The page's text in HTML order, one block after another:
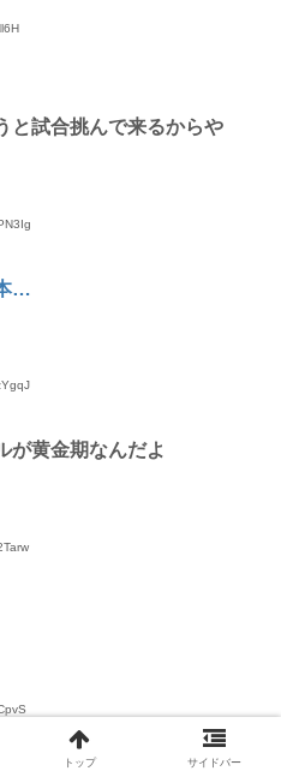
と試合挑んで来るからや
…
が黄金期なんだよ
トップ サイドバー